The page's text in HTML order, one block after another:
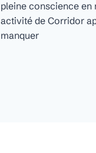
pleine conscience en
activité de Corridor
manquer